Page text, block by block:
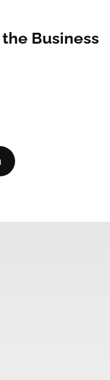
Business